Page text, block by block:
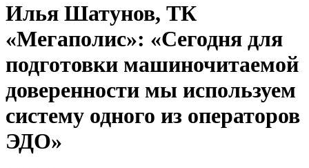
Илья Шатунов, ТК
«Мегаполис»: «Сегодня для
подготовки машиночитаемой
доверенности мы используем
систему одного из операторов
ЭДО»